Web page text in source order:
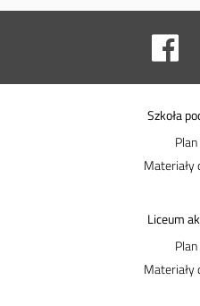
Szkoła
Materiały
Liceum
Materiały